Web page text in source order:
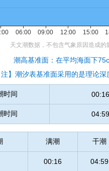
潮高基准面：在平均海面下
注】潮汐表基准面采用的是理论
时间
时间
满潮 干潮
00:16 04:59